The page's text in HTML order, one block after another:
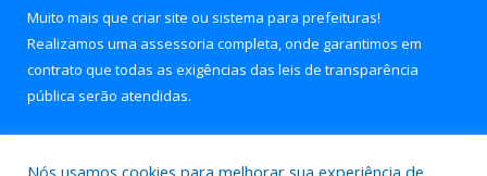
Muito mais que criar site ou sistema para prefeituras!
Realizamos uma assessoria completa, onde garantimos em
contrato que todas as exigências das leis de transparência
pública serão atendidas.
Nós usamos cookies para melhorar sua experiência de